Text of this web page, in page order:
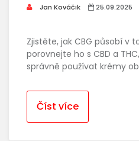
Jan Kováčik 25.09.2025
Zjistěte, jak CBG působí v
porovnejte ho s CBD a
správně používat krémy
Číst více